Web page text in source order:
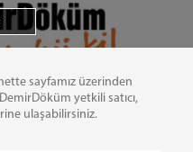
sayfamız üzerinden
yetkili satıcı,
ulaşabilirsiniz.